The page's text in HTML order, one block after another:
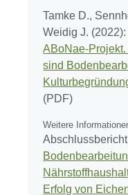
Tamke D.,
Weidig J. (2022):
ABoNae-
sind
(PDF)
Weitere
Erfolg von